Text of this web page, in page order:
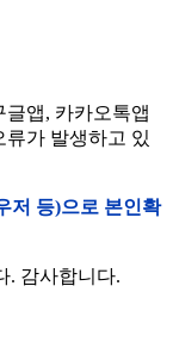
앱, 카카오톡앱
가 발생하고 있
저 등)으로 본인확
. 감사합니다.